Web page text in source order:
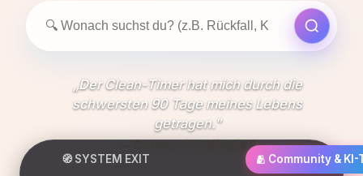
Hilfe
bei
Sucht,
Konsum
und
Rückfall
auf
Anonym
„Endlich Aufklärung ohne Lügen, ohne
Moralkeule."
— Angehörige
🧭 SYSTEM EXIT 🫂